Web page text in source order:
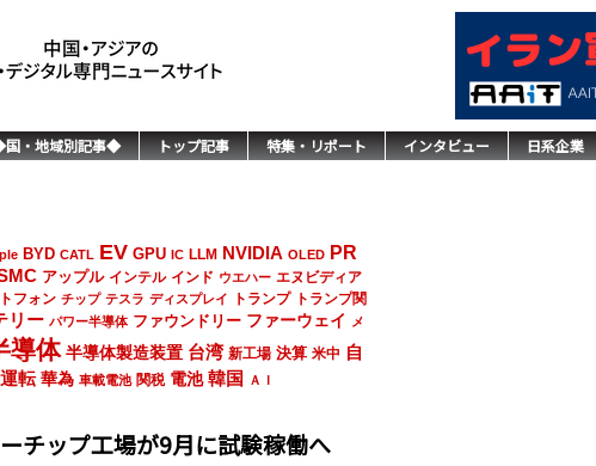
・地域別記事◆ トップ記事 特集・リポート インタビュー 日系企業
BYD CATL EV GPU IC LLM NVIDIA OLED PR
アップル インテル インド ウエハー エヌビディア
フォン チップ テスラ ディスプレイ トランプ
トランプ関
リー パワー半導体 ファウンドリー ファーウェイ メ
導体 半導体製造装置 台湾 新工場 決算 米中 自
転 華為 車載電池 関税 電池 韓国 ＡＩ
チップ工場が9月に試験稼働へ